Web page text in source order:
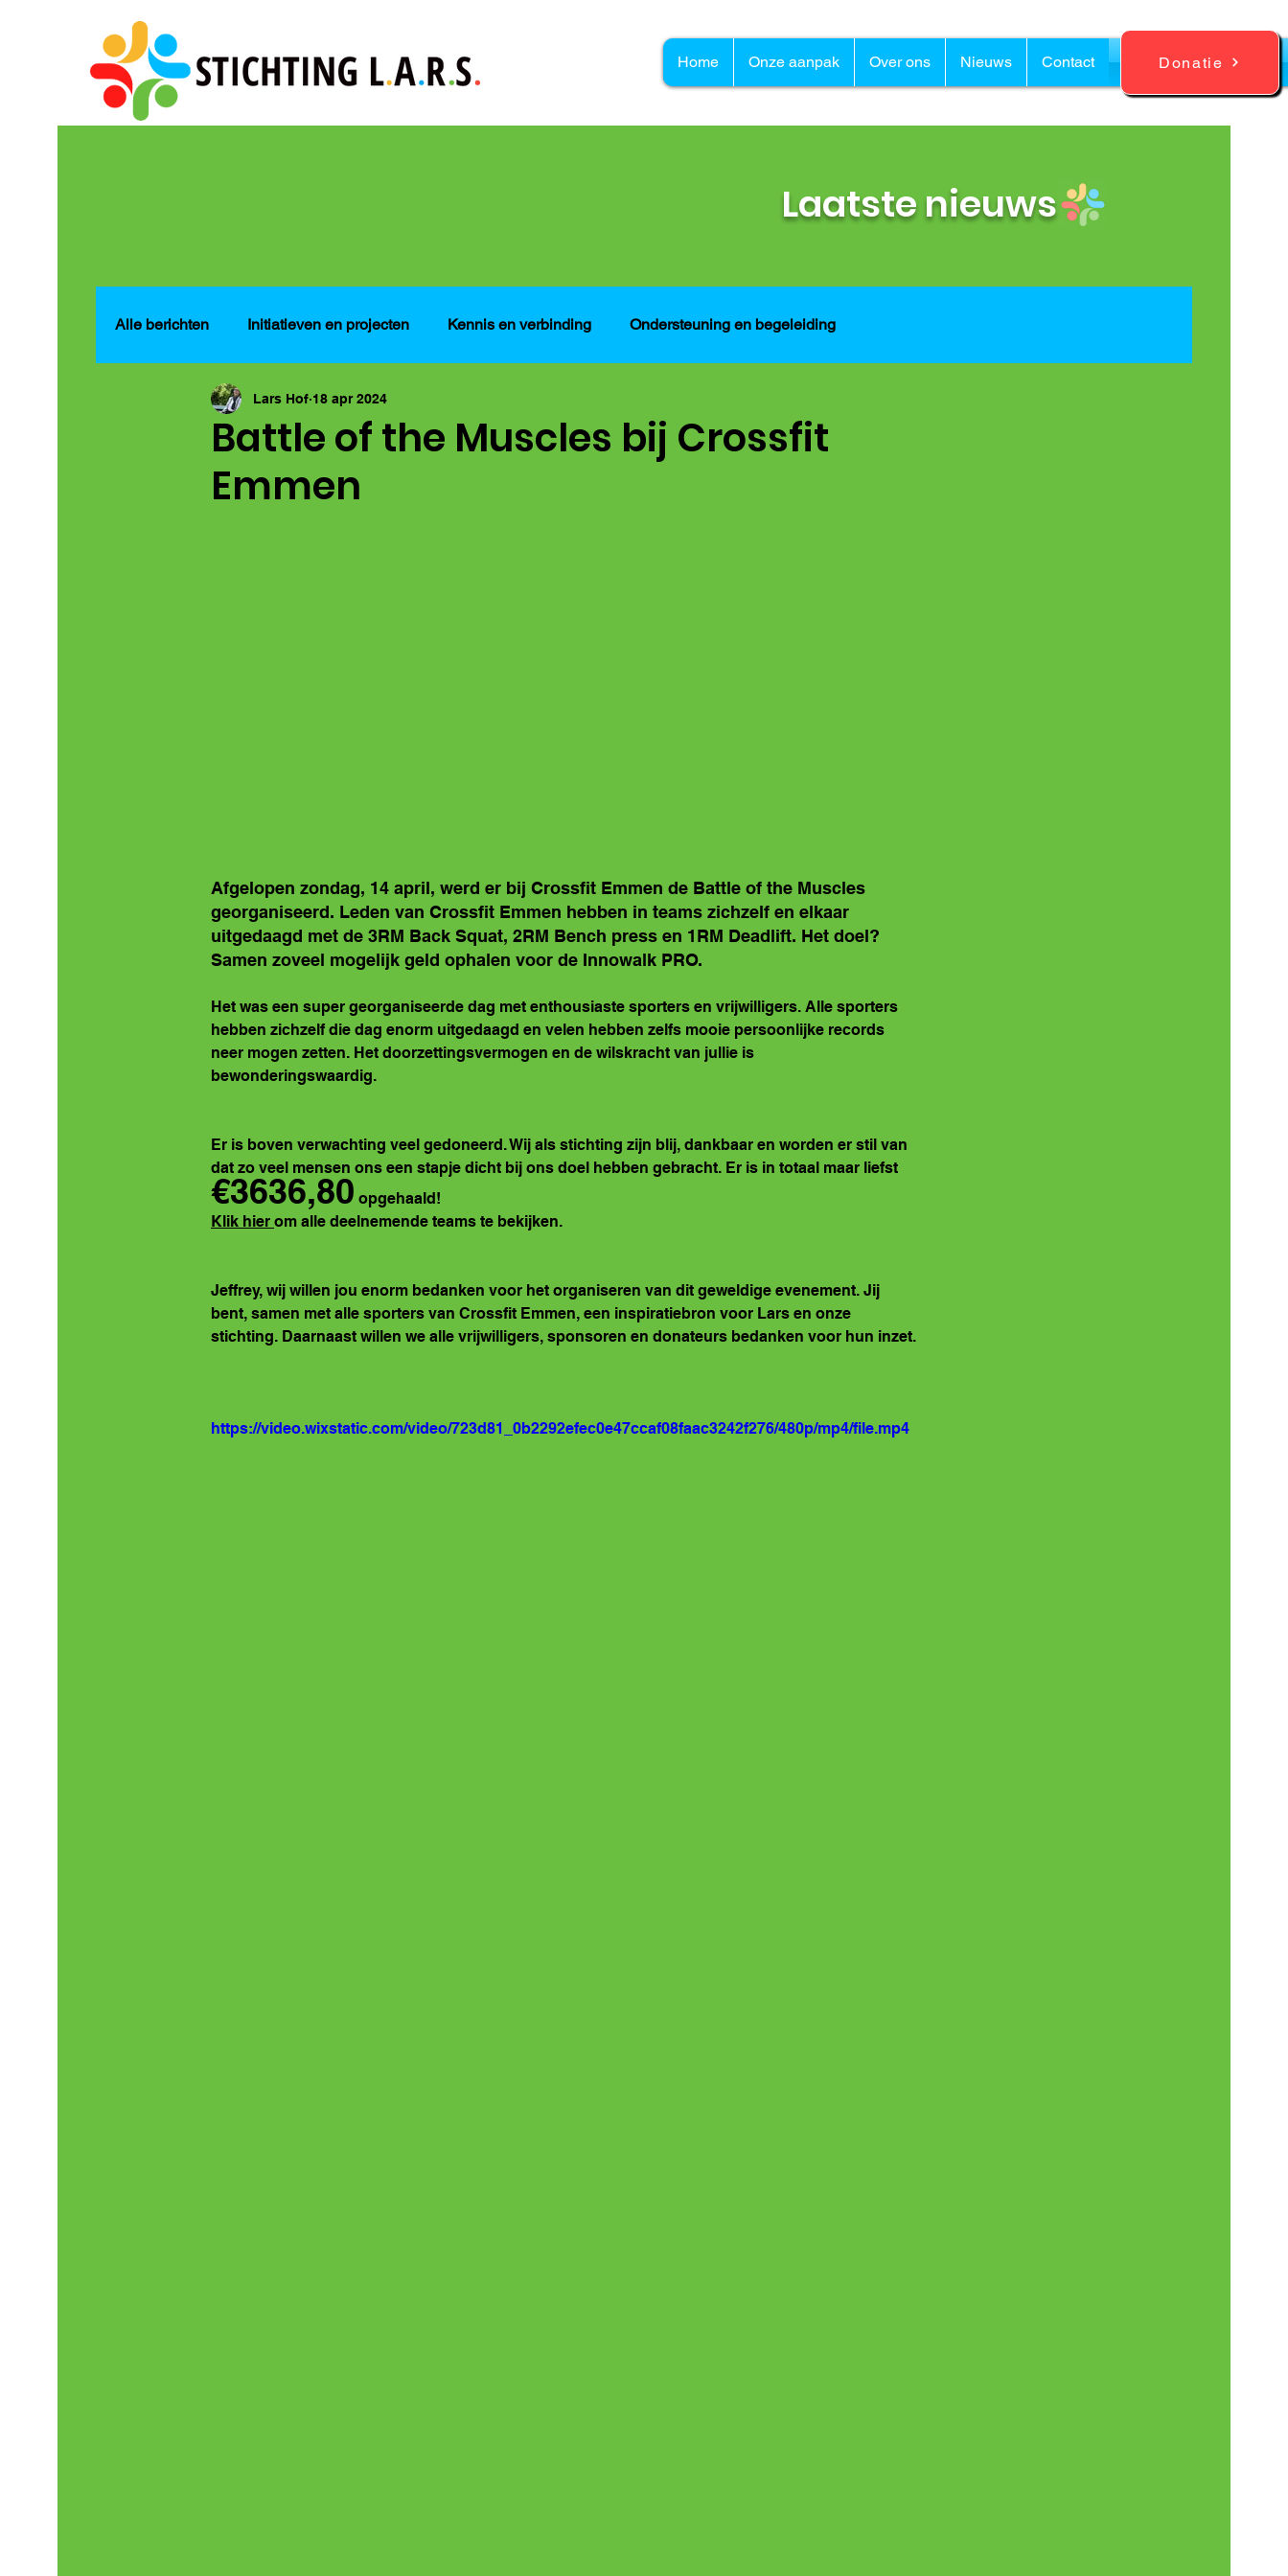
Home Onze aanpak Over ons Nieuws Contact Donatie
Alle berichten Initiatieven en projecten Kennis en verbinding Ondersteuning en begeleiding
Crowdfunding en fondsenwerving
Battle of the Muscles bij Crossfit
Emmen
Lars Hof 18 apr 2024
Afgelopen zondag, 14 april, werd er bij Crossfit Emmen de Battle of the Muscles
georganiseerd. Leden van Crossfit Emmen hebben in teams zichzelf en elkaar
uitgedaagd met de 3RM Back Squat, 2RM Bench press en 1RM Deadlift. Het doel?
Samen zoveel mogelijk geld ophalen voor de Innowalk PRO.
Het was een super georganiseerde dag met enthousiaste sporters en vrijwilligers. Alle sporters
hebben zichzelf die dag enorm uitgedaagd en velen hebben zelfs mooie persoonlijke records
neer mogen zetten. Het doorzettingsvermogen en de wilskracht van jullie is
bewonderingswaardig.
Er is boven verwachting veel gedoneerd. Wij als stichting zijn blij, dankbaar en worden er stil van
dat zo veel mensen ons een stapje dicht bij ons doel hebben gebracht. Er is in totaal maar liefst
€3636,80 opgehaald!
Klik hier om alle deelnemende teams te bekijken.
Jeffrey, wij willen jou enorm bedanken voor het organiseren van dit geweldige evenement. Jij
bent, samen met alle sporters van Crossfit Emmen, een inspiratiebron voor Lars en onze
stichting. Daarnaast willen we alle vrijwilligers, sponsoren en donateurs bedanken voor hun inzet.
https://video.wixstatic.com/video/723d81_0b2292efec0e47ccaf08faac3242f276/480p/mp4/file.mp4
Laatste nieuws